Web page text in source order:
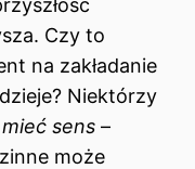
Czy to
na zakładanie
Niektórzy
sens –
może